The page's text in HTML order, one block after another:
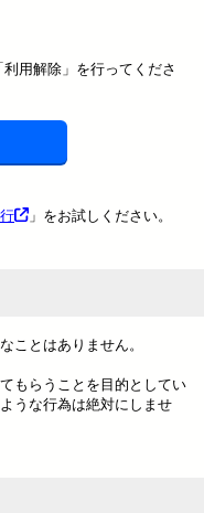
用解除」を行ってくださ
」をお試しください。
ことはありません。
もらうことを目的としてい
うな行為は絶対にしませ